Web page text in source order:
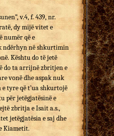
v.4, f. 439, nr.
dy mijë vitet e
numër që e
ndërhyn në shkurtimin
Kështu do të jetë
do ta arrijnë zbritjen e
vonë dhe aspak nuk
tyre që t’ua shkurtojë
për jetëgjatësinë e
zbritja e Isait a.s.,
jetëgjatësia e saj dhe
Kiametit.